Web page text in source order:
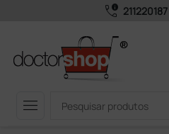
call_quality 211220187
menu